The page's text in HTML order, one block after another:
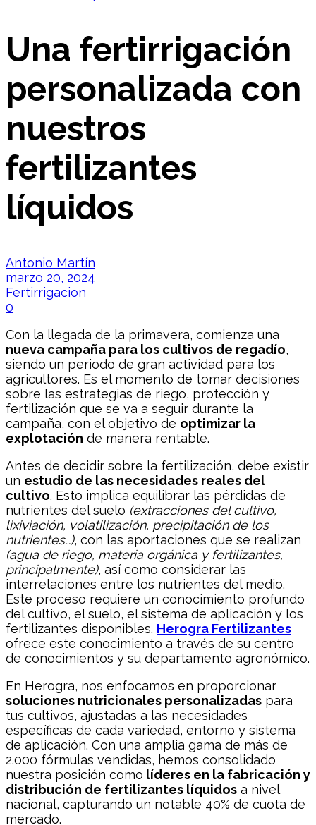
Una fertirrigación
personalizada con
nuestros
fertilizantes
líquidos
Antonio Martín
marzo 20, 2024
Fertirrigacion
0
Con la llegada de la primavera, comienza una
nueva campaña para los cultivos de regadío,
siendo un periodo de gran actividad para los
agricultores. Es el momento de tomar decisiones
sobre las estrategias de riego, protección y
fertilización que se va a seguir durante la
campaña, con el objetivo de optimizar la
explotación de manera rentable.
Antes de decidir sobre la fertilización, debe existir
un estudio de las necesidades reales del
cultivo. Esto implica equilibrar las pérdidas de
nutrientes del suelo (extracciones del cultivo,
lixiviación, volatilización, precipitación de los
nutrientes…), con las aportaciones que se realizan
(agua de riego, materia orgánica y fertilizantes,
principalmente), así como considerar las
interrelaciones entre los nutrientes del medio.
Este proceso requiere un conocimiento profundo
del cultivo, el suelo, el sistema de aplicación y los
fertilizantes disponibles. Herogra Fertilizantes
ofrece este conocimiento a través de su centro
de conocimientos y su departamento agronómico.
En Herogra, nos enfocamos en proporcionar
soluciones nutricionales personalizadas para
tus cultivos, ajustadas a las necesidades
específicas de cada variedad, entorno y sistema
de aplicación. Con una amplia gama de más de
2.000 fórmulas vendidas, hemos consolidado
nuestra posición como líderes en la fabricación y
distribución de fertilizantes líquidos a nivel
nacional, capturando un notable 40% de cuota de
mercado.